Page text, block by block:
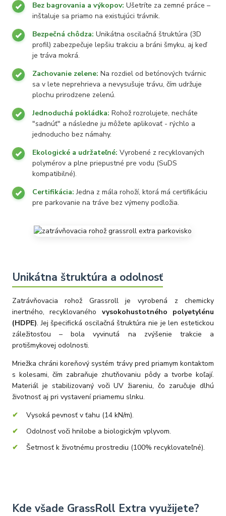
Bez bagrovania a výkopov: Ušetríte za zemné práce –
inštaluje sa priamo na existujúci trávnik.
Bezpečná chôdza: Unikátna oscilačná štruktúra (3D
profil) zabezpečuje lepšiu trakciu a bráni šmyku, aj keď
je tráva mokrá.
Zachovanie zelene: Na rozdiel od betónových tvárnic
sa v lete neprehrieva a nevysušuje trávu, čím udržuje
plochu prirodzene zelenú.
Jednoduchá pokládka: Rohož rozrolujete, necháte
"sadnúť" a následne ju môžete aplikovať - rýchlo a
jednoducho bez námahy.
Ekologické a udržateľné: Vyrobené z recyklovaných
polymérov a plne priepustné pre vodu (SuDS
kompatibilné).
Certifikácia: Jedna z mála rohoží, ktorá má certifikáciu
pre parkovanie na tráve bez výmeny podložia.
Unikátna štruktúra a odolnosť
Zatrávňovacia rohož Grassroll je vyrobená z chemicky
inertného, recyklovaného vysokohustotného polyetylénu
(HDPE). Jej špecifická oscilačná štruktúra nie je len estetickou
záležitosťou – bola vyvinutá na zvýšenie trakcie a
protišmykovej odolnosti.
Mriežka chráni koreňový systém trávy pred priamym kontaktom
s kolesami, čím zabraňuje zhutňovaniu pôdy a tvorbe koľají.
Materiál je stabilizovaný voči UV žiareniu, čo zaručuje dlhú
životnosť aj pri vystavení priamemu slnku.
Vysoká pevnosť v ťahu (14 kN/m).
Odolnosť voči hnilobe a biologickým vplyvom.
Šetrnosť k životnému prostrediu (100% recyklovateľné).
Kde všade GrassRoll Extra využijete?